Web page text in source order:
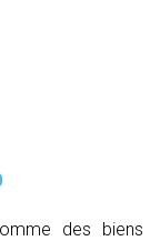
des biens